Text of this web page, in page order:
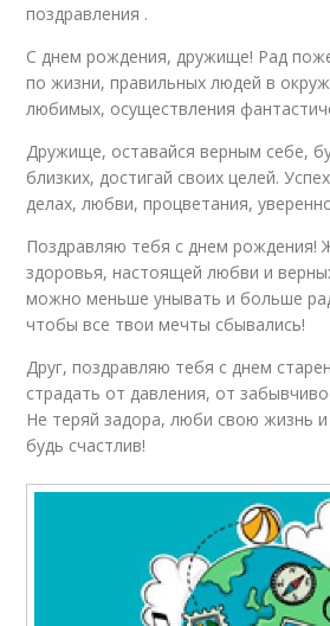
поздравления .
С днем рождения, дружище! Рад
по жизни, правильных людей в
любимых, осуществления
Дружище, оставайся верным себе,
близких, достигай своих целей.
делах, любви, процветания,
Поздравляю тебя с днем рождения!
здоровья, настоящей любви и
можно меньше унывать и больше
чтобы все твои мечты сбывались!
Друг, поздравляю тебя с днем
страдать от давления, от
Не теряй задора, люби свою жизнь
будь счастлив!